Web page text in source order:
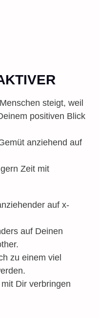
steigt, weil
positiven Blick
anziehend auf
Zeit mit
auf x-
auf Deinen
zu einem viel
Dir verbringen